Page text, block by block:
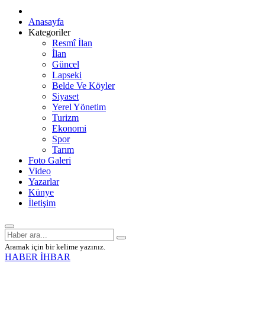
Anasayfa
Kategoriler
Resmî İlan
İlan
Güncel
Lapseki
Belde Ve Köyler
Siyaset
Yerel Yönetim
Turizm
Ekonomi
Spor
Tarım
Foto Galeri
Video
Yazarlar
Künye
İletişim
Aramak için bir kelime yazınız.
HABER İHBAR